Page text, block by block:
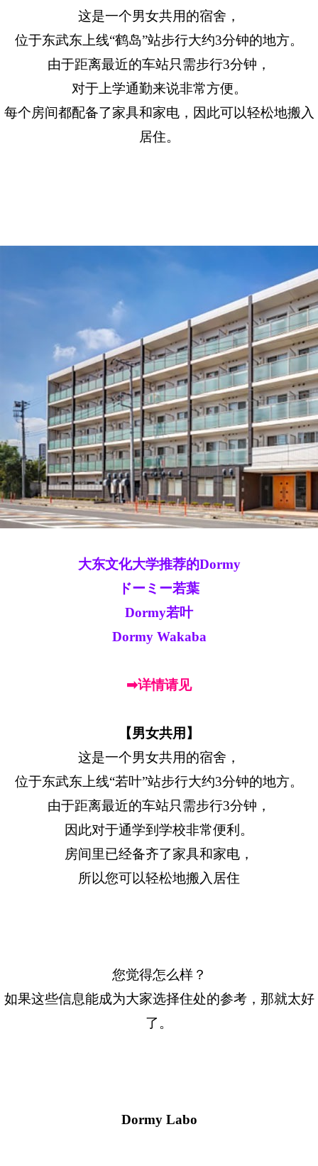
这是一个男女共用的宿舍，
位于东武东上线“鹤岛”站步行大约3分钟的地方。
由于距离最近的车站只需步行3分钟，
对于上学通勤来说非常方便。
每个房间都配备了家具和家电，因此可以轻松地搬入
居住。
大东文化大学推荐的Dormy
ドーミー若葉
Dormy若叶
Dormy Wakaba
➡详情请见
【男女共用】
这是一个男女共用的宿舍，
位于东武东上线“若叶”站步行大约3分钟的地方。
由于距离最近的车站只需步行3分钟，
因此对于通学到学校非常便利。
房间里已经备齐了家具和家电，
所以您可以轻松地搬入居住
您觉得怎么样？
如果这些信息能成为大家选择住处的参考，那就太好
了。
Dormy Labo